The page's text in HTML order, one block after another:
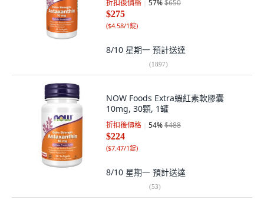
折扣後價格 57%$650
$275
($4.58/1錠)
8/10 星期一 預計送達
(1897)
NOW Foods Extra蝦紅素軟膠囊
10mg, 30顆, 1罐
折扣後價格 54%$488
$224
($7.47/1錠)
8/10 星期一 預計送達
(53)